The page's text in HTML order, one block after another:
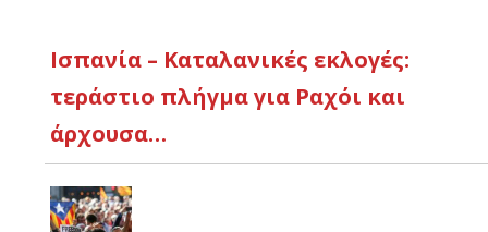
Ισπανία – Καταλανικές εκλογές:
τεράστιο πλήγμα για Ραχόι και
άρχουσα…